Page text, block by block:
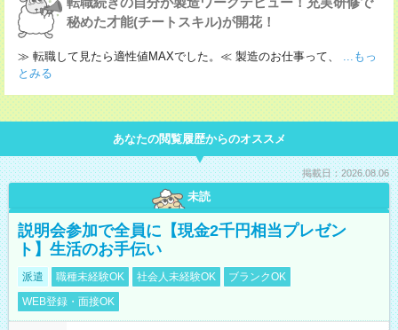
秘めた才能(チートスキル)が開花！
≫ 転職して見たら適性値MAXでした。≪ 製造のお仕事って、
...もっ
とみる
あなたの閲覧履歴からのオススメ
掲載日：2026.08.06
未読
説明会参加で全員に【現金2千円相当プレゼン
ト】生活のお手伝い
派遣 職種未経験OK 社会人未経験OK
ブランクOK
WEB登録・面接OK